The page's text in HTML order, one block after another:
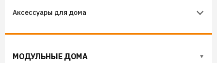
ОСП (OSB) плиты
Аксессуары для дома
МОДУЛЬНЫЕ ДОМА